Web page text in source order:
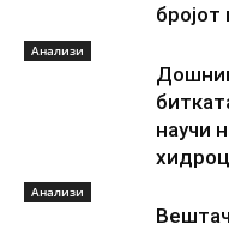
Анализи
научи
Анализи